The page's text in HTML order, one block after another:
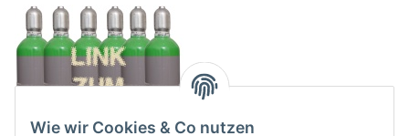
Wie wir Cookies & Co nutzen